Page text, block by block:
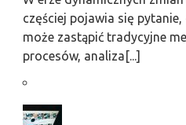
częściej pojawia się
może zastąpić tradycyjne
procesów, analiza[...]